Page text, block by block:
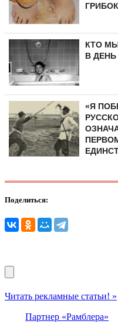
КТО
В
«Я
Поделиться:
Читать рекламные статьи! »
Партнер «Рамблера»